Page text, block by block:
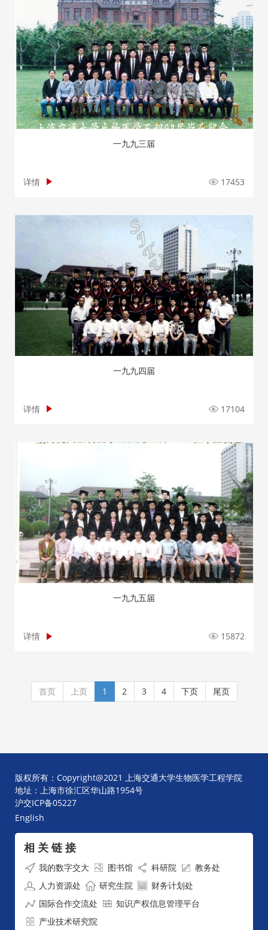
一九九三届
详情 17453
一九九四届
详情 17104
一九九五届
详情 15872
首页 上页 1 2 3 4 下页 尾页
版权所有：Copyright@2021 上海交通大学生物医学工程学院
地址：上海市徐汇区华山路1954号
沪交ICP备05227
English
相 关 链 接
我的数字交大 图书馆 科研院
教务处
人力资源处
研究生院
财务计划处
国际合作交流处
知识产权信息管理平台
产业技术研究院